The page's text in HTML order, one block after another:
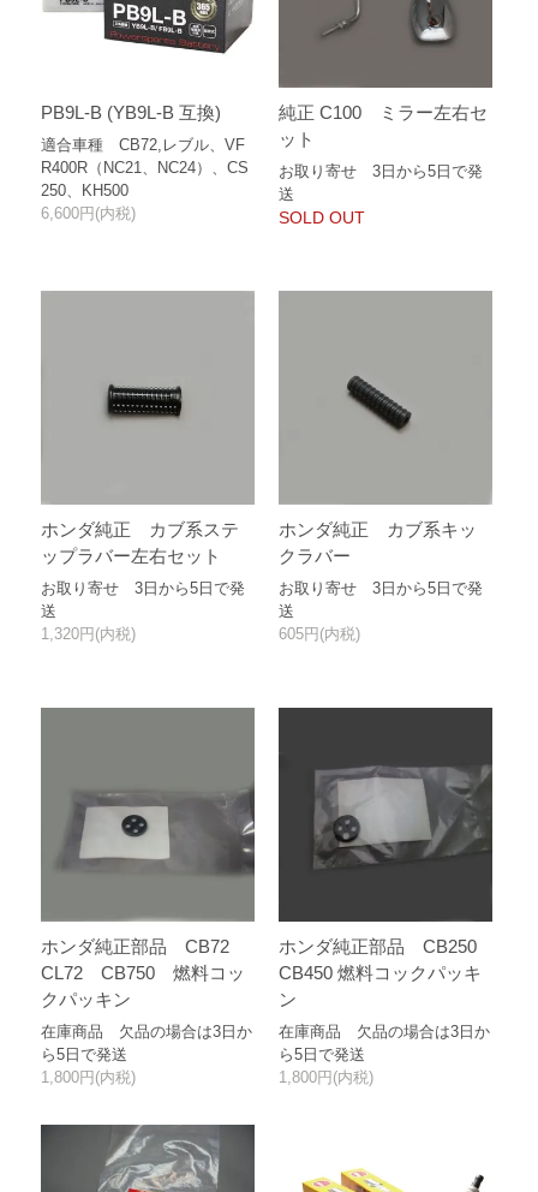
PB9L-B (YB9L-B 互換)
適合車種 CB72,レブル、VF
R400R（NC21、NC24）、CS
250、KH500
6,600円(内税)
純正 C100 ミラー左右セ
ット
お取り寄せ 3日から5日で発
送
SOLD OUT
ホンダ純正 カブ系ステ
ップラバー左右セット
お取り寄せ 3日から5日で発
送
1,320円(内税)
ホンダ純正 カブ系キッ
クラバー
お取り寄せ 3日から5日で発
送
605円(内税)
ホンダ純正部品 CB72
CL72 CB750 燃料コッ
クパッキン
在庫商品 欠品の場合は3日か
ら5日で発送
1,800円(内税)
ホンダ純正部品 CB250
CB450 燃料コックパッキ
ン
在庫商品 欠品の場合は3日か
ら5日で発送
1,800円(内税)